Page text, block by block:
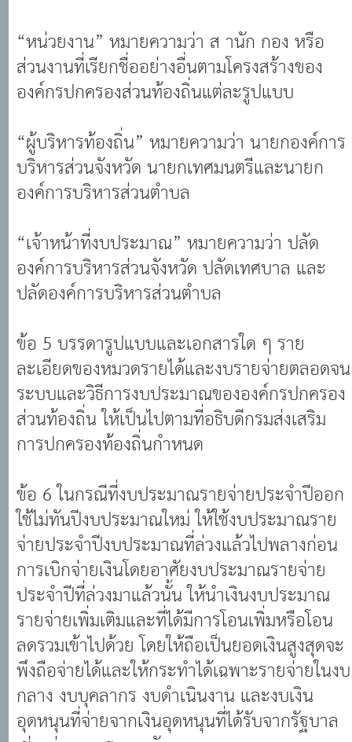
“หน่วยงาน” หมายความว่า ส านัก กอง หรือ
ส่วนงานที่เรียกชื่ออย่างอื่นตามโครงสร้างของ
องค์กรปกครองส่วนท้องถิ่นแต่ละรูปแบบ
“ผู้บริหารท้องถิ่น” หมายความว่า นายกองค์การ
บริหารส่วนจังหวัด นายกเทศมนตรีและนายก
องค์การบริหารส่วนตำบล
“เจ้าหน้าที่งบประมาณ” หมายความว่า ปลัด
องค์การบริหารส่วนจังหวัด ปลัดเทศบาล และ
ปลัดองค์การบริหารส่วนตำบล
ข้อ 5 บรรดารูปแบบและเอกสารใด ๆ ราย
ละเอียดของหมวดรายได้และงบรายจ่ายตลอดจน
ระบบและวิธีการงบประมาณขององค์กรปกครอง
ส่วนท้องถิ่น ให้เป็นไปตามที่อธิบดีกรมส่งเสริม
การปกครองท้องถิ่นกำหนด
ข้อ 6 ในกรณีที่งบประมาณรายจ่ายประจำปีออก
ใช้ไม่ทันปีงบประมาณใหม่ ให้ใช้งบประมาณราย
จ่ายประจำปีงบประมาณที่ล่วงแล้วไปพลางก่อน
การเบิกจ่ายเงินโดยอาศัยงบประมาณรายจ่าย
ประจำปีที่ล่วงมาแล้วนั้น ให้นำเงินงบประมาณ
รายจ่ายเพิ่มเติมและที่ได้มีการโอนเพิ่มหรือโอน
ลดรวมเข้าไปด้วย โดยให้ถือเป็นยอดเงินสูงสุดจะ
พึงถือจ่ายได้และให้กระทำได้เฉพาะรายจ่ายในงบ
กลาง งบบุคลากร งบดำเนินงาน และงบเงิน
อุดหนุนที่จ่ายจากเงินอุดหนุนที่ได้รับจากรัฐบาล